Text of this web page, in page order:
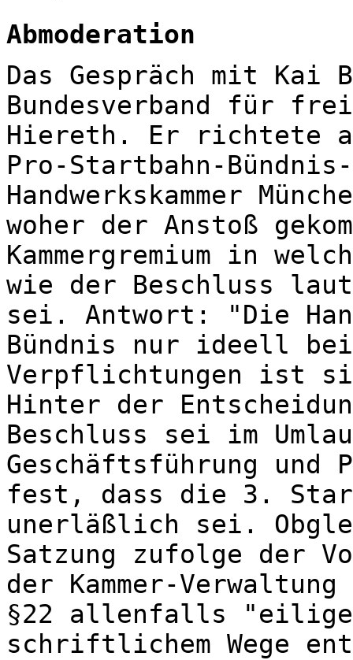
Abmoderation
Das Gespräch mit Kai
Bundesverband für
Hiereth. Er richtete
Pro-Startbahn-
Handwerkskammer
woher der Anstoß
Kammergremium in
wie der Beschluss
sei. Antwort: "Die
Bündnis nur ideell
Verpflichtungen ist
Hinter der
Beschluss sei im
Geschäftsführung und
fest, dass die 3.
unerläßlich sei.
Satzung zufolge der
der Kammer-
§22 allenfalls "eilige
schriftlichem Wege